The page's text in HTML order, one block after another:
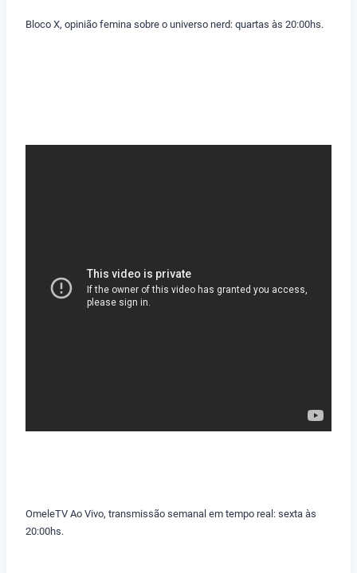
Bloco X, opinião femina sobre o universo nerd: quartas às 20:00hs.
OmeleTV Ao Vivo, transmissão semanal em tempo real: sexta às
20:00hs.